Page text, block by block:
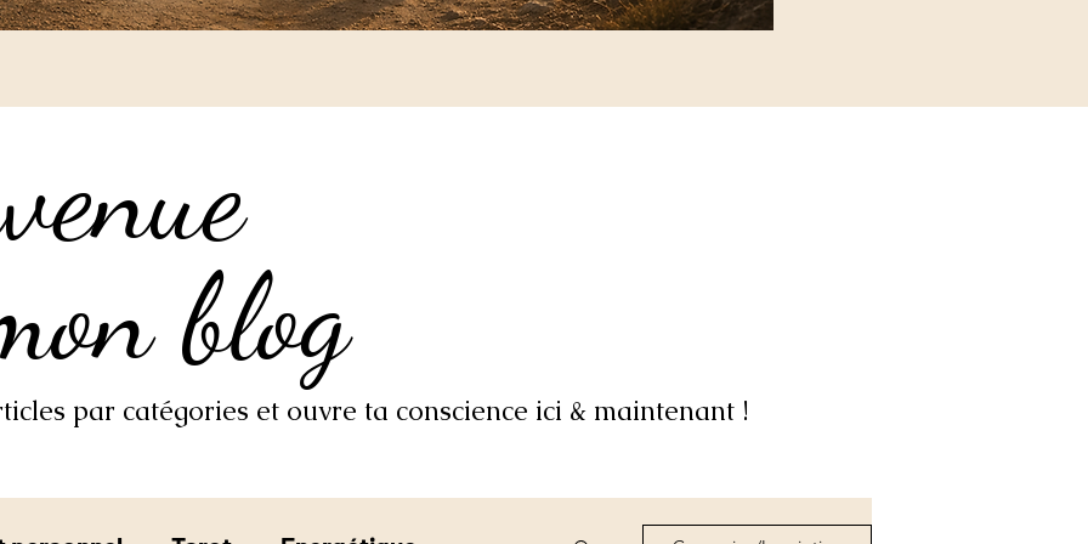
blog
blog
par catégories et ouvre ta conscience ici & maintenant !